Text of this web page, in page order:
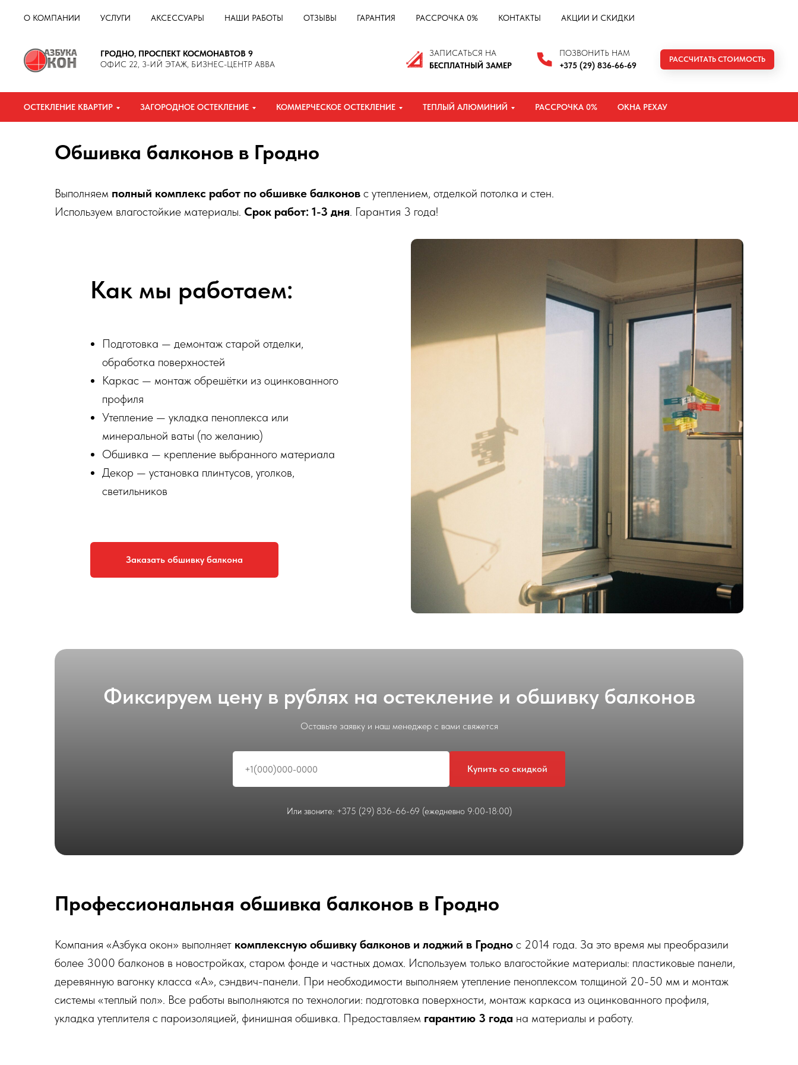
О КОМПАНИИ УСЛУГИ АКСЕССУАРЫ НАШИ РАБОТЫ ОТЗЫВЫ ГАРАНТИЯ РАССРОЧКА 0% КОНТАКТЫ АКЦИИ И СКИДКИ
ГРОДНО, ПРОСПЕКТ КОСМОНАВТОВ 9
ОФИС 22, 3-ИЙ ЭТАЖ, БИЗНЕС-ЦЕНТР ABBA
ЗАПИСАТЬСЯ НА
БЕСПЛАТНЫЙ ЗАМЕР
ПОЗВОНИТЬ НАМ
+375 (29) 836-66-69
РАССЧИТАТЬ СТОИМОСТЬ
ОСТЕКЛЕНИЕ КВАРТИР ЗАГОРОДНОЕ ОСТЕКЛЕНИЕ КОММЕРЧЕСКОЕ ОСТЕКЛЕНИЕ ТЕПЛЫЙ АЛЮМИНИЙ РАССРОЧКА 0% ОКНА РЕХАУ
Обшивка балконов в Гродно
Выполняем полный комплекс работ по обшивке балконов с утеплением, отделкой потолка и стен.
Используем влагостойкие материалы. Срок работ: 1-3 дня. Гарантия 3 года!
Как мы работаем:
Подготовка — демонтаж старой отделки,
обработка поверхностей
Каркас — монтаж обрешётки из оцинкованного
профиля
Утепление — укладка пеноплекса или
минеральной ваты (по желанию)
Обшивка — крепление выбранного материала
Декор — установка плинтусов, уголков,
светильников
Заказать обшивку балкона
Фиксируем цену в рублях на остекление и обшивку балконов
Оставьте заявку и наш менеджер с вами свяжется
Купить со скидкой
Или звоните: +375 (29) 836-66-69 (ежедневно 9:00-18:00)
Профессиональная обшивка балконов в Гродно
Компания «Азбука окон» выполняет комплексную обшивку балконов и лоджий в Гродно с 2014 года. За это время мы преобразили
более 3000 балконов в новостройках, старом фонде и частных домах. Используем только влагостойкие материалы: пластиковые панели,
деревянную вагонку класса «А», сэндвич-панели. При необходимости выполняем утепление пеноплексом толщиной 20-50 мм и монтаж
системы «теплый пол». Все работы выполняются по технологии: подготовка поверхности, монтаж каркаса из оцинкованного профиля,
укладка утеплителя с пароизоляцией, финишная обшивка. Предоставляем гарантию 3 года на материалы и работу.